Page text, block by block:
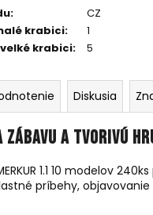
:
CZ
krabici:
1
krabici: 5
Diskusia
zábavu a tvorivú
1.1 10 modelov
príbehy, objavovanie